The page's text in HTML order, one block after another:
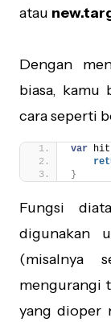
atau
Dengan
biasa, kamu
cara seperti
var
}
Fungsi
digunakan
(misalnya
mengurangi
yang dioper